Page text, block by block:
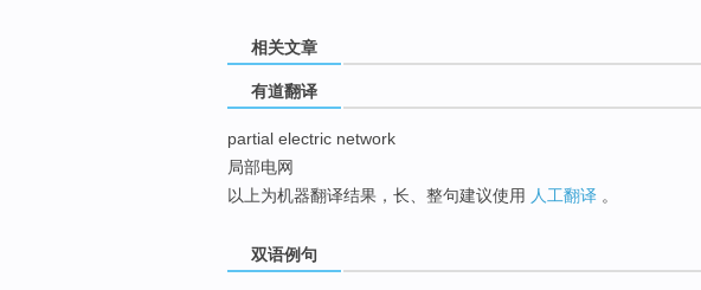
相关文章
有道翻译
partial electric network
局部电网
以上为机器翻译结果，长、整句建议使用 人工翻译 。
双语例句